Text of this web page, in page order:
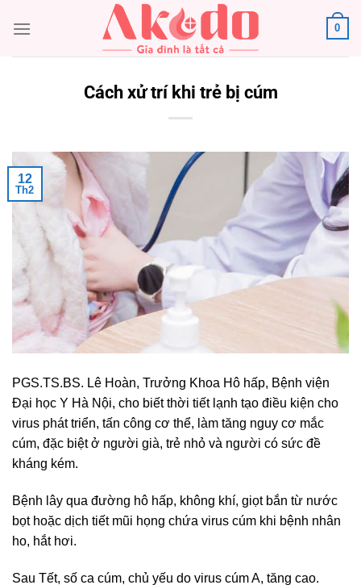
đến
0
Cách xử trí khi trẻ bị cúm
12
Th2
PGS.TS.BS. Lê Hoàn, Trưởng Khoa Hô hấp, Bệnh viện
Đại học Y Hà Nội, cho biết thời tiết lạnh tạo điều kiện cho
virus phát triển, tấn công cơ thể, làm tăng nguy cơ mắc
cúm, đặc biệt ở người già, trẻ nhỏ và người có sức đề
kháng kém.
Bệnh lây qua đường hô hấp, không khí, giọt bắn từ nước
bọt hoặc dịch tiết mũi họng chứa virus cúm khi bệnh nhân
ho, hắt hơi.
Sau Tết, số ca cúm, chủ yếu do virus cúm A, tăng cao.